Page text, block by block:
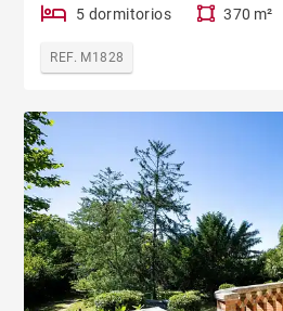
5 dormitorios 370 m²
REF. M1828